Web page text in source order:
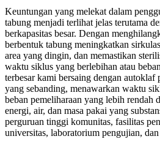
Keuntungan yang melekat dalam
tabung menjadi terlihat jelas terutama
berkapasitas besar. Dengan
berbentuk tabung meningkatkan
area yang dingin, dan memastikan
waktu siklus yang berlebihan atau
terbesar kami bersaing dengan
yang sebanding, menawarkan waktu
beban pemeliharaan yang lebih rendah
energi, air, dan masa pakai yang
perguruan tinggi komunitas, fasilitas
universitas, laboratorium pengujian,